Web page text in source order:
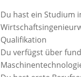
Du hast ein Studium
Qualifikation
Du verfügst über